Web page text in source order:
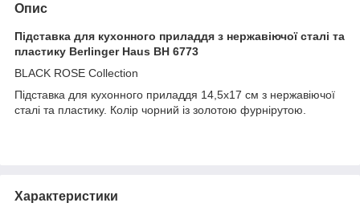
Опис
Підставка для кухонного приладдя з нержавіючої сталі та
пластику Berlinger Haus BH 6773
BLACK ROSE Collection
Підставка для кухонного приладдя 14,5х17 см з нержавіючої
сталі та пластику. Колір чорний із золотою фурнірутою.
Характеристики